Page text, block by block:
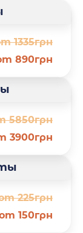
1335грн
890грн
5850грн
3900грн
225грн
150грн